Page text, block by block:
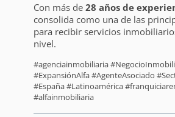
Con más de 28 años de
consolida como una de las
para recibir servicios
nivel.
#agenciainmobiliaria
#ExpansiónAlfa #AgenteAsociado
#España #Latinoamérica
#alfainmobiliaria